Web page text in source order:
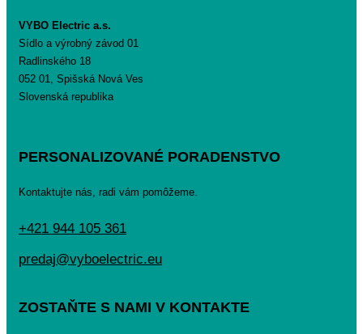
VYBO Electric a.s.
Sídlo a výrobný závod 01
Radlinského 18
052 01, Spišská Nová Ves
Slovenská republika
PERSONALIZOVANÉ PORADENSTVO
Kontaktujte nás, radi vám pomôžeme.
+421 944 105 361
predaj@vyboelectric.eu
ZOSTAŇTE S NAMI V KONTAKTE